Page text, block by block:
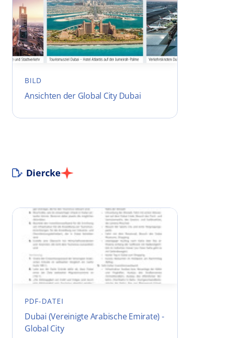
BILD
Ansichten der Global City Dubai
Diercke
PDF-DATEI
Dubai (Vereinigte Arabische Emirate) -
Global City